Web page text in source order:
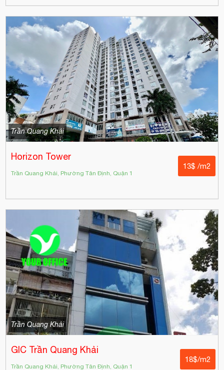
Trần Quang Khải
Horizon Tower
Trần Quang Khải, Phường Tân Định, Quận 1
13$ /m2
Trần Quang Khải
GIC Trần Quang Khải
Trần Quang Khải, Phường Tân Định, Quận 1
18$/m2